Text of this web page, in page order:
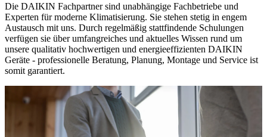
Die DAIKIN Fachpartner sind unabhängige Fachbetriebe und
Experten für moderne Klimatisierung. Sie stehen stetig in engem
Austausch mit uns. Durch regelmäßig stattfindende Schulungen
verfügen sie über umfangreiches und aktuelles Wissen rund um
unsere qualitativ hochwertigen und energieeffizienten DAIKIN
Geräte - professionelle Beratung, Planung, Montage und Service ist
somit garantiert.